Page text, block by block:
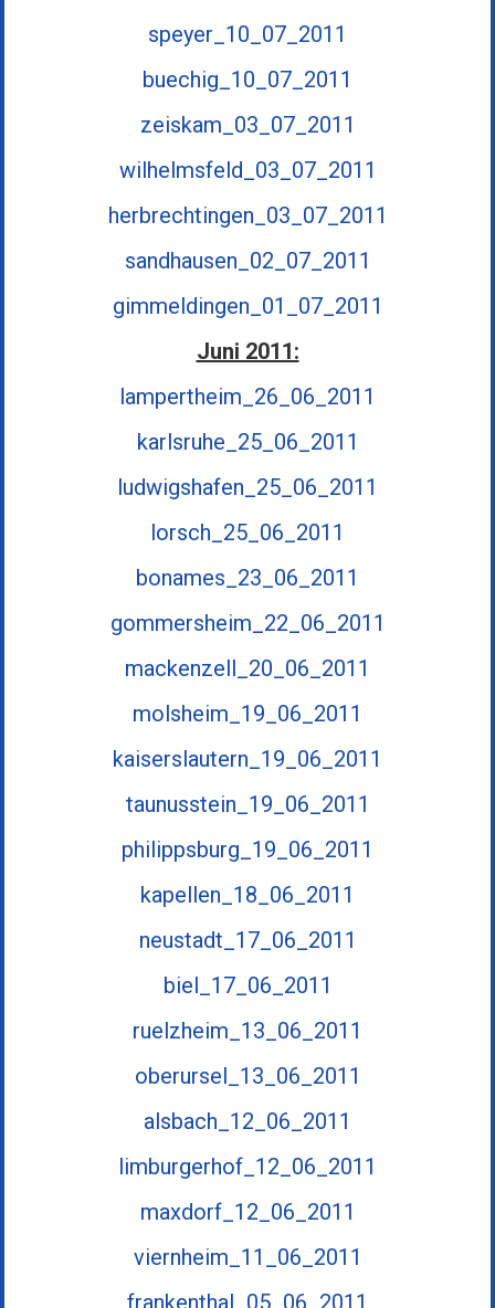
speyer_10_07_2011
buechig_10_07_2011
zeiskam_03_07_2011
wilhelmsfeld_03_07_2011
herbrechtingen_03_07_2011
sandhausen_02_07_2011
gimmeldingen_01_07_2011
Juni 2011:
lampertheim_26_06_2011
karlsruhe_25_06_2011
ludwigshafen_25_06_2011
lorsch_25_06_2011
bonames_23_06_2011
gommersheim_22_06_2011
mackenzell_20_06_2011
molsheim_19_06_2011
kaiserslautern_19_06_2011
taunusstein_19_06_2011
philippsburg_19_06_2011
kapellen_18_06_2011
neustadt_17_06_2011
biel_17_06_2011
ruelzheim_13_06_2011
oberursel_13_06_2011
alsbach_12_06_2011
limburgerhof_12_06_2011
maxdorf_12_06_2011
viernheim_11_06_2011
frankenthal_05_06_2011